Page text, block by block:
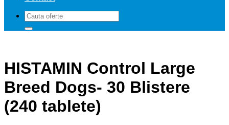
Caută
după:
HISTAMIN Control Large
Breed Dogs- 30 Blistere
(240 tablete)